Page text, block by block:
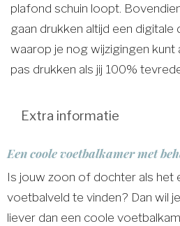
plafond schuin loopt.
gaan drukken altijd een digitale
waarop je nog wijzigingen kunt
pas drukken als jij 100%
Extra informatie
Een coole voetbalkamer met
Is jouw zoon of dochter als het
voetbalveld te vinden? Dan wil
liever dan een coole